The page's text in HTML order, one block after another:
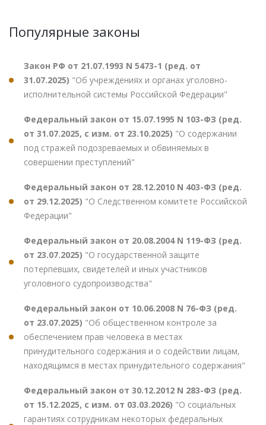
Популярные законы
Закон РФ от 21.07.1993 N 5473-1 (ред. от
31.07.2025) "Об учреждениях и органах уголовно-
исполнительной системы Российской Федерации"
Федеральный закон от 15.07.1995 N 103-ФЗ (ред.
от 31.07.2025, с изм. от 23.10.2025) "О содержании
под стражей подозреваемых и обвиняемых в
совершении преступлений"
Федеральный закон от 28.12.2010 N 403-ФЗ (ред.
от 29.12.2025) "О Следственном комитете Российской
Федерации"
Федеральный закон от 20.08.2004 N 119-ФЗ (ред.
от 23.07.2025) "О государственной защите
потерпевших, свидетелей и иных участников
уголовного судопроизводства"
Федеральный закон от 10.06.2008 N 76-ФЗ (ред.
от 23.07.2025) "Об общественном контроле за
обеспечением прав человека в местах
принудительного содержания и о содействии лицам,
находящимся в местах принудительного содержания"
Федеральный закон от 30.12.2012 N 283-ФЗ (ред.
от 15.12.2025, с изм. от 03.03.2026) "О социальных
гарантиях сотрудникам некоторых федеральных